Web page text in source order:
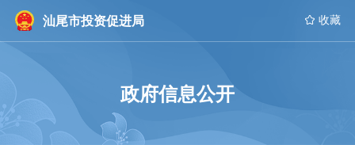
汕尾市投资促进局  收藏
政府信息公开